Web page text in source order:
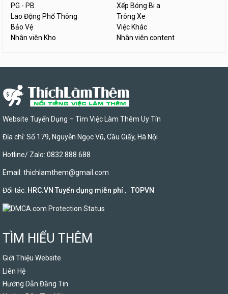
PG - PB
Xếp Bóng Bi a
Lao Động Phổ Thông
Trông Xe
Bảo Vệ
Việc Khác
Nhân viên Kho
Nhân viên content
Website Tuyển Dụng – Tìm Việc Làm Thêm Uy Tín
Địa chỉ: Số 179, Nguyễn Ngọc Vũ, Cầu Giấy, Hà Nội
Hotline/ Zalo: 0832 888 688
Email: thichlamthem@gmail.com
Đối tác: HRC.VN Tuyển dụng miễn phí, TOPVN
TÌM HIỂU THÊM
Giới Thiệu Website
Liên Hệ
Hướng Dẫn Đăng Tin